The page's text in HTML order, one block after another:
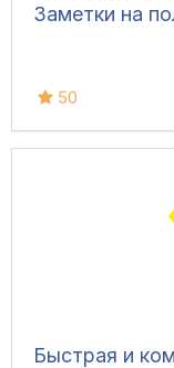
Заметки на
50
Быстрая и